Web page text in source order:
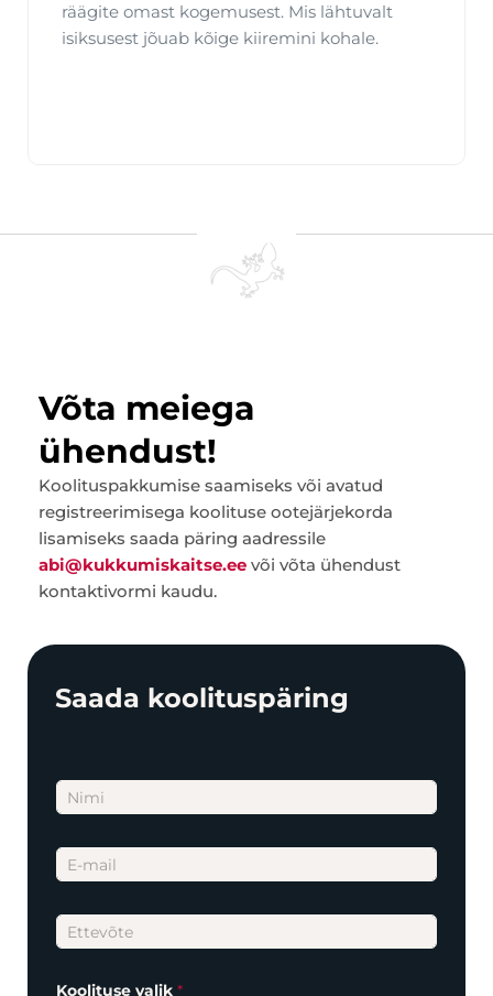
räägite omast kogemusest. Mis lähtuvalt
isiksusest jõuab kõige kiiremini kohale.
Võta meiega
ühendust!
Koolituspakkumise saamiseks või avatud
registreerimisega koolituse ootejärjekorda
lisamiseks saada päring aadressile
abi@kukkumiskaitse.ee või võta ühendust
kontaktivormi kaudu.
Saada koolituspäring
N
i
i
E
m
i
*
E
t
Koolituse valik *